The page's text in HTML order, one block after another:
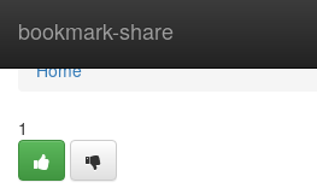
bookmark-share
Home
Home
1